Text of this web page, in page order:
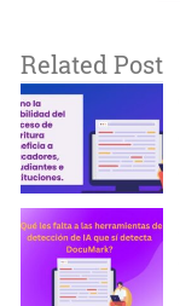
Related Post